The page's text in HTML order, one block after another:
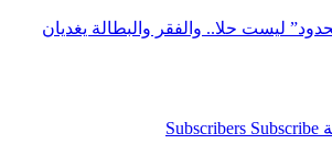
ليست حلا.. والفقر والبطالة يغديان
Subscribers Subscribe